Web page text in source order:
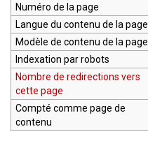
Numéro de la page
Langue du contenu de la page
Modèle de contenu de la page
Indexation par robots
Nombre de redirections vers
cette page
Compté comme page de
contenu